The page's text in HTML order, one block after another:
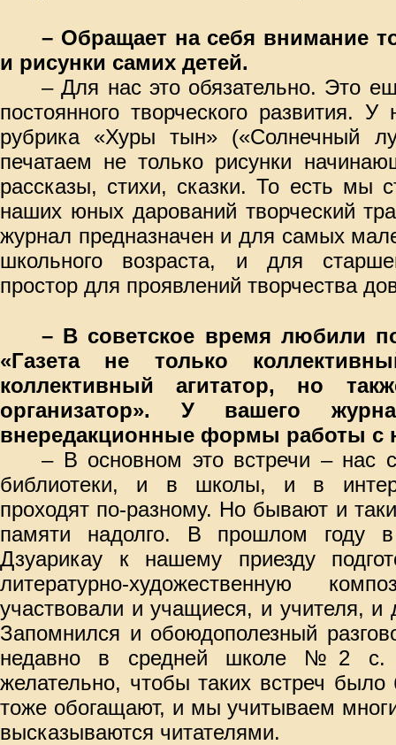
– Обращает на себя внимание
и рисунки самих детей.
– Для нас это обязательно. Это
постоянного творческого развития.
рубрика «Хуры тын» («Солнечный
печатаем не только рисунки
рассказы, стихи, сказки. То есть мы
наших юных дарований творческий
журнал предназначен и для самых
школьного возраста, и для
простор для проявлений творчества
– В советское время любили
«Газета не только
коллективный агитатор, но
организатор». У вашего
внередакционные формы работы с
– В основном это встречи – нас
библиотеки, и в школы, и в
проходят по-разному. Но бывают и
памяти надолго. В прошлом году
Дзуарикау к нашему приезду
литературно-художественную
участвовали и учащиеся, и учителя, и
Запомнился и обоюдополезный
недавно в средней школе №2 с.
желательно, чтобы таких встреч
тоже обогащают, и мы учитываем
высказываются читателями.